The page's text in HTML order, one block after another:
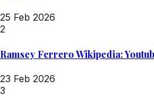
25 Feb 2026
2
Ramsey Ferrero Wikipedia:
23 Feb 2026
3